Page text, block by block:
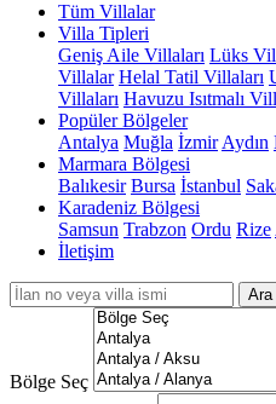
Tüm Villalar
Villa Tipleri
Geniş Aile Villaları Lüks
Villalar Helal Tatil Villaları
Villaları Havuzu Isıtmalı
Popüler Bölgeler
Antalya Muğla İzmir Aydın
Marmara Bölgesi
Balıkesir Bursa İstanbul
Karadeniz Bölgesi
Samsun Trabzon Ordu Rize
İletişim
Ara
Bölge Seç